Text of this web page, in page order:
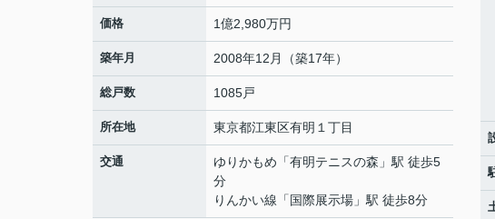
価格 1億2,980万円
築年月 2008年12月（築17年）
総戸数 1085戸
所在地 東京都江東区有明 １丁目
交通 ゆりかもめ 「有明テニスの森 」駅 徒歩5
分
りんかい線 「 国際展示場 」駅 徒歩8分